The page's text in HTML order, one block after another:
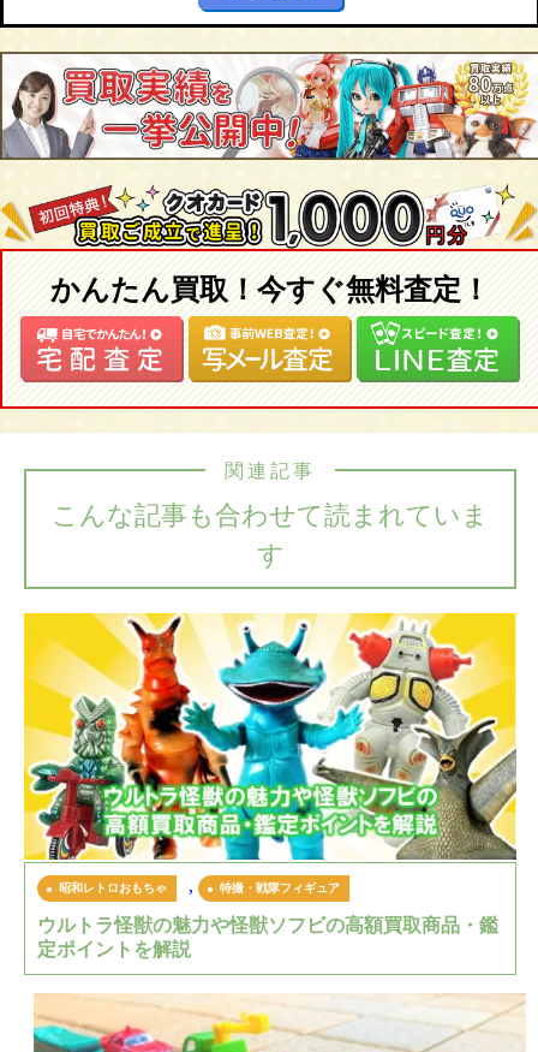
かんたん買取！今すぐ無料査定！
こんな記事も合わせて読まれていま
す
関連記事
昭和レトロおもちゃ , 特撮・戦隊フィギュア
ウルトラ怪獣の魅力や怪獣ソフビの高額買取商品・鑑
定ポイントを解説